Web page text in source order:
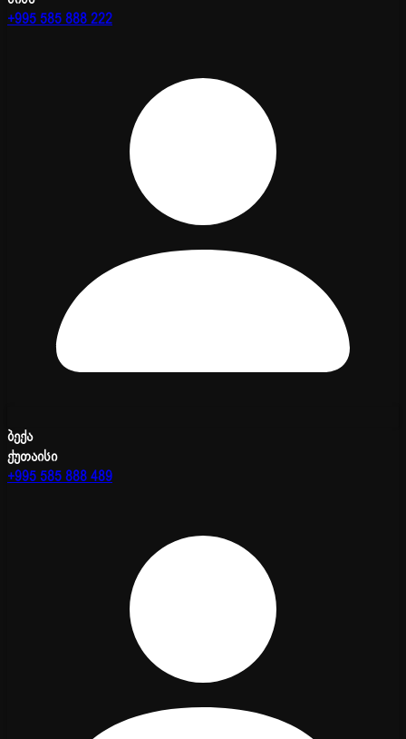
+995 585 888 222
ბექა
ქუთაისი
+995 585 888 489